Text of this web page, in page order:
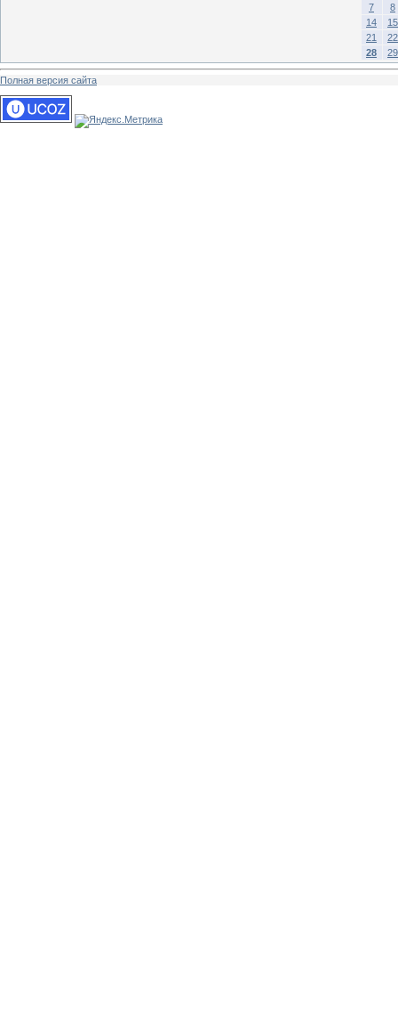
7
8
14
15
21
22
28
29
Полная версия сайта